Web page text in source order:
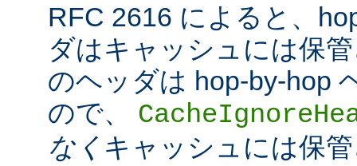
RFC 2616 によると、
ダはキャッシュには保
のヘッダは hop-by-hop
ので、
なく キャッシュには保